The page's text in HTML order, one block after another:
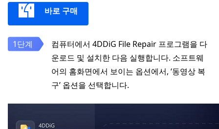
바로 구매
컴퓨터에서 4DDiG File Repair 프로그램을 다
운로드 및 설치한 다음 실행합니다. 소프트웨
어의 홈화면에서 보이는 옵션에서, ‘동영상 복
구’ 옵션을 선택합니다.